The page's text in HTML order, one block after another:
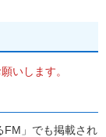
いします。
FM」でも掲載され